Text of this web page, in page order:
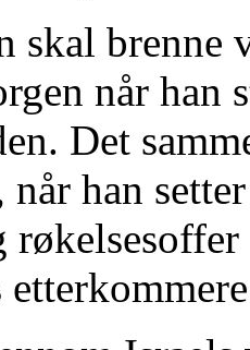
skal brenne
når han
Det
når han